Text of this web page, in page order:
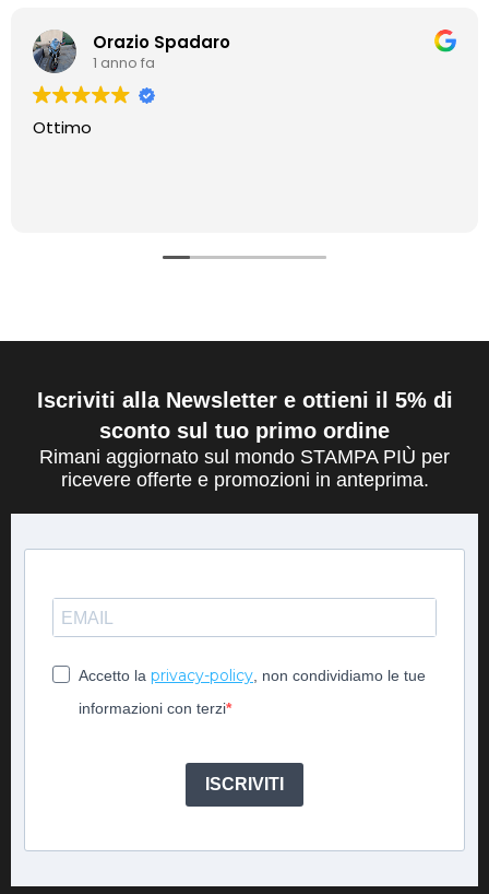
Orazio Spadaro
1 anno fa
Ottimo
Iscriviti alla Newsletter e ottieni il 5% di
sconto sul tuo primo ordine
Rimani aggiornato sul mondo STAMPA PIÙ per
ricevere offerte e promozioni in anteprima.
Accetto la privacy-policy , non condividiamo le tue
informazioni con terzi
ISCRIVITI